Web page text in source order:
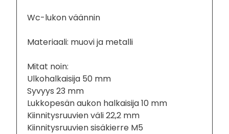
Wc-lukon väännin
Materiaali: muovi ja metalli
Mitat noin:
Ulkohalkaisija 50 mm
Syvyys 23 mm
Lukkopesän aukon halkaisija 10 mm
Kiinnitysruuvien väli 22,2 mm
Kiinnitysruuvien sisäkierre M5